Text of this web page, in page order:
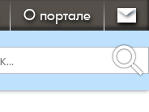
О портале
search